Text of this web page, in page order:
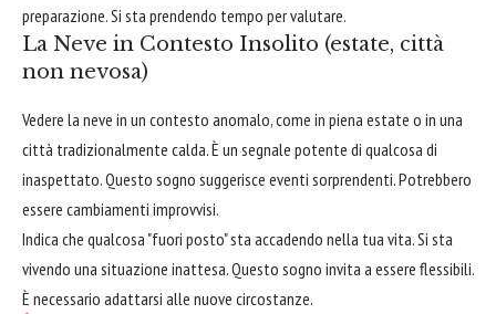
preparazione. Si sta prendendo tempo per valutare.
La Neve in Contesto Insolito (estate, città
non nevosa)
Vedere la neve in un contesto anomalo, come in piena estate o in una
città tradizionalmente calda. È un segnale potente di qualcosa di
inaspettato. Questo sogno suggerisce eventi sorprendenti. Potrebbero
essere cambiamenti improvvisi.
Indica che qualcosa "fuori posto" sta accadendo nella tua vita. Si sta
vivendo una situazione inattesa. Questo sogno invita a essere flessibili.
È necessario adattarsi alle nuove circostanze.